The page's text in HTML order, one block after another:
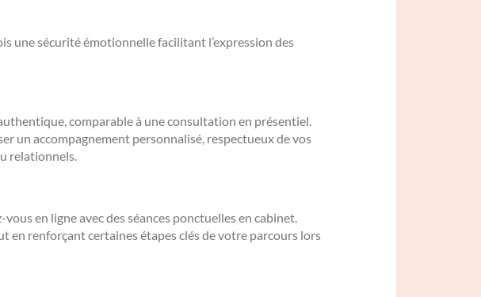
une sécurité émotionnelle facilitant l’expression des
comparable à une consultation en présentiel.
un accompagnement personnalisé, respectueux de vos
relationnels.
en ligne avec des séances ponctuelles en cabinet.
renforçant certaines étapes clés de votre parcours lors